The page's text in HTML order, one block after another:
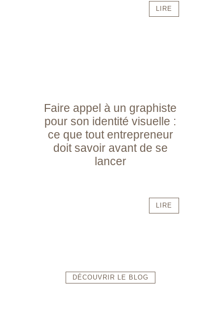
LIRE
Faire appel à un graphiste
pour son identité visuelle :
ce que tout entrepreneur
doit savoir avant de se
lancer
LIRE
DÉCOUVRIR LE BLOG